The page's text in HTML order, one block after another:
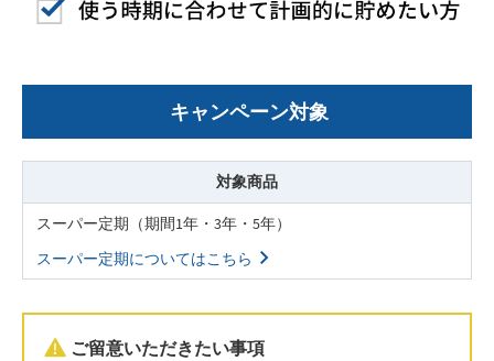
キャンペーン対象
対象商品
スーパー定期（期間1年・3年・5年）
スーパー定期についてはこちら
ご留意いただきたい事項